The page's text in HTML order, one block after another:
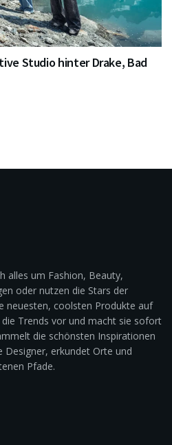
Studio hinter Drake, Bad
alles um Fashion, Beauty,
oder nutzen die Stars der
neuesten, coolsten Produkte auf
Trends vor und macht sie sofort
die schönsten Inspirationen
Designer, erkundet Orte und
Pfade.